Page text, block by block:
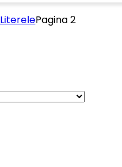
LiterelePagina 2